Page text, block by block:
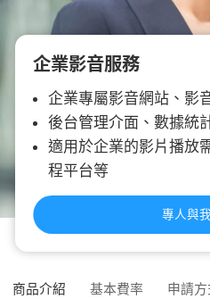
帳單繳費
企業影音服務
企業專屬影音網站、影
後台管理介面、數據統
適用於企業的影片播放
程平台等
專人與
商品介紹 基本費率 申請